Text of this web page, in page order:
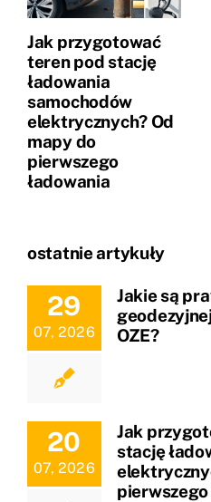
Jak przygotować
teren pod stację
ładowania
samochodów
elektrycznych? Od
mapy do
pierwszego
ładowania
ostatnie artykuły
29
07, 2026
Jakie są
OZE?
20
07, 2026
Jak
stację
pierwszego